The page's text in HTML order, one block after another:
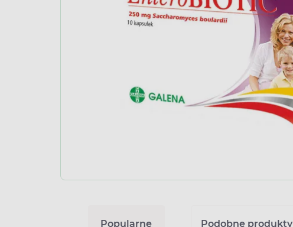
Popularne Podobne produkty